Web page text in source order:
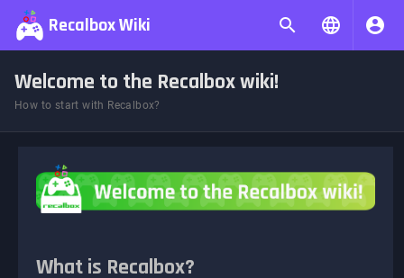
Recalbox Wiki
Welcome to the Recalbox wiki!
How to start with Recalbox?
What is Recalbox?